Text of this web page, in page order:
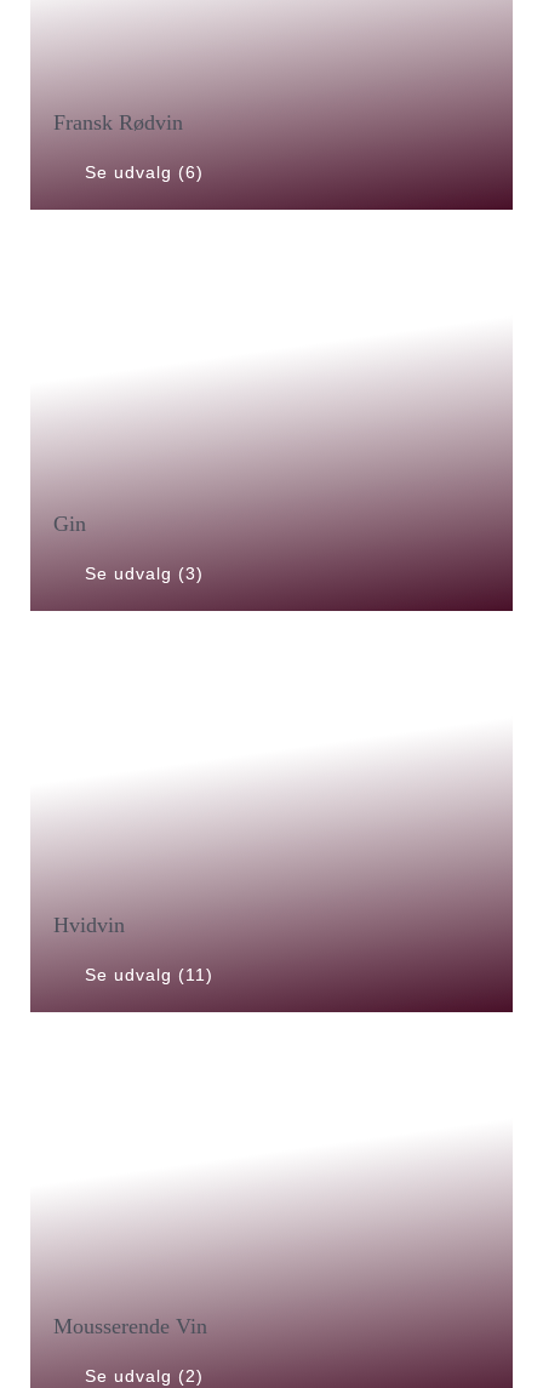
Fransk Rødvin
Se udvalg (6)
Gin
Se udvalg (3)
Hvidvin
Se udvalg (11)
Mousserende Vin
Se udvalg (2)